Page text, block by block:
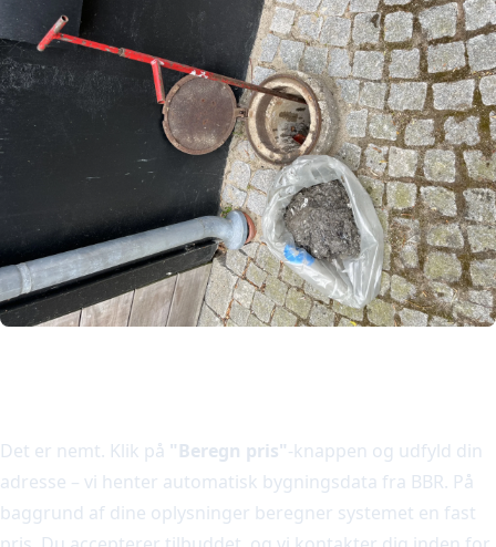
Det er nemt. Klik på "Beregn pris"-knappen og udfyld din
adresse – vi henter automatisk bygningsdata fra BBR. På
baggrund af dine oplysninger beregner systemet en fast